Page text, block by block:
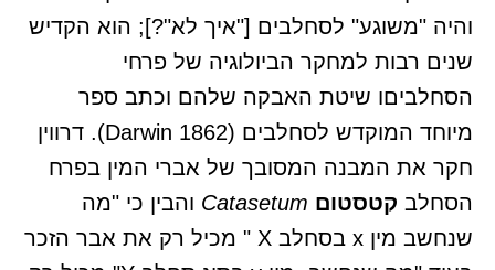
והיה "משוגע" לסחלבים ["איך לא"?]; הוא הקדיש
שנים רבות למחקר הביולוגיה של פרחי
הסחלביםו שיטת האבקה שלהם וכתב ספר
מיוחד המוקדש לסחלבים (Darwin 1862). דרווין
חקר את המבנה המסובך של אברי המין בפרח
הסחלב קטסטום Catasetum והבין כי "מה
שנחשב מין x בסחלב X " מכיל רק את אבר הזכר